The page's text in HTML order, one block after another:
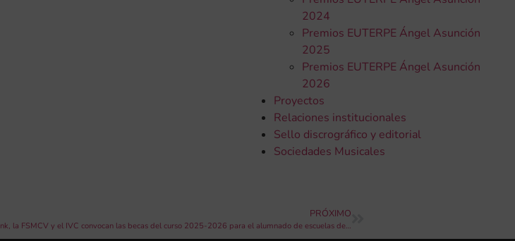
2024
Premios EUTERPE Ángel Asunción
2025
Premios EUTERPE Ángel Asunción
2026
Proyectos
Relaciones institucionales
Sello discrográfico y editorial
Sociedades Musicales
PRÓXIMO
CaixaBank, la FSMCV y el IVC convocan las becas del curso 2025-2026 para el alumnado de escuelas de música con una dotación de 255.000 euros